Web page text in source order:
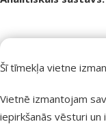
Šī tīmekļa vietne
Vietnē izmantojam
iepirkšanās vēsturi
Sastāvs un garšas
Barības veids
Grauzējs